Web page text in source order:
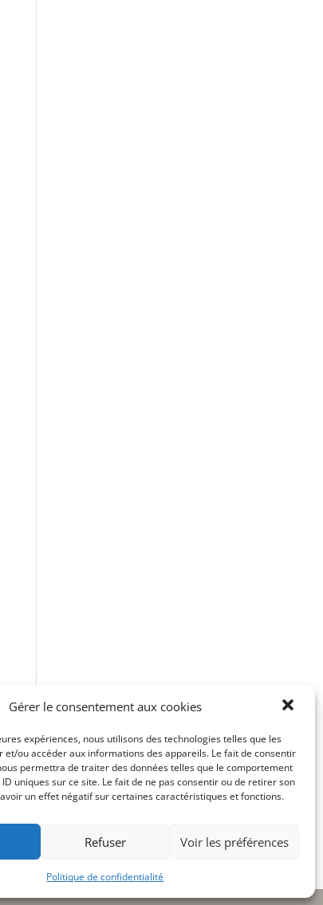
Gérer le consentement aux cookies
expériences, nous utilisons des technologies telles que les
et/ou accéder aux informations des appareils. Le fait de consentir
permettra de traiter des données telles que le comportement
uniques sur ce site. Le fait de ne pas consentir ou de retirer son
un effet négatif sur certaines caractéristiques et fonctions.
Refuser Voir les préférences
Politique de confidentialité